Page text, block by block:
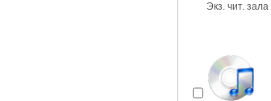
Экз. чит. зала